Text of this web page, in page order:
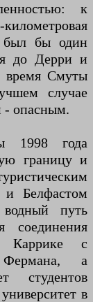
к
был бы один
до Дерри и
время Смуты
случае
- опасным.
1998 года
границу и
Белфастом
водный путь
Каррике с
а
студентов
в